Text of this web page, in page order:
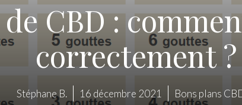
CBD :
correctement ?
Stéphane B. 16 décembre 2021 Bons plans